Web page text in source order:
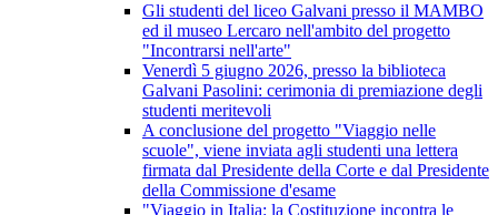
Gli studenti del liceo Galvani presso il MAMBO
ed il museo Lercaro nell'ambito del progetto
"Incontrarsi nell'arte"
Venerdì 5 giugno 2026, presso la biblioteca
Galvani Pasolini: cerimonia di premiazione degli
studenti meritevoli
A conclusione del progetto "Viaggio nelle
scuole", viene inviata agli studenti una lettera
firmata dal Presidente della Corte e dal Presidente
della Commissione d'esame
"Viaggio in Italia: la Costituzione incontra le